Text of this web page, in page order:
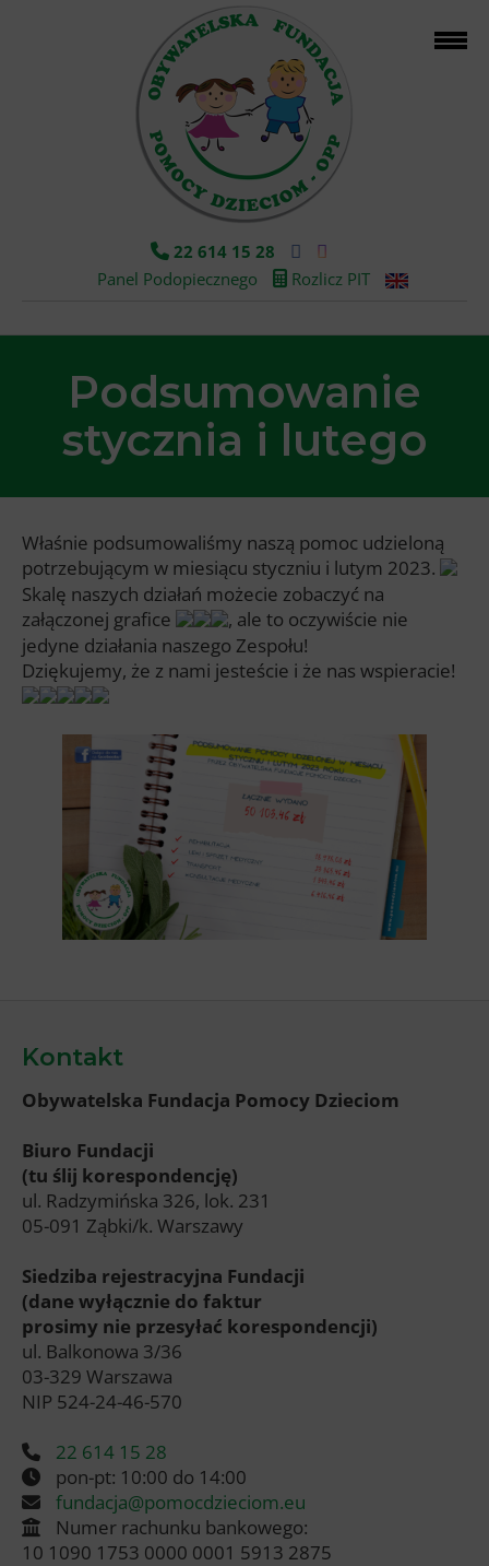
22 614 15 28
Panel Podopiecznego
Rozlicz PIT
Podsumowanie
stycznia i lutego
Właśnie podsumowaliśmy naszą pomoc udzieloną
potrzebującym w miesiącu styczniu i lutym 2023.
Skalę naszych działań możecie zobaczyć na
załączonej grafice
, ale to oczywiście nie
jedyne działania naszego Zespołu!
Dziękujemy, że z nami jesteście i że nas wspieracie!
Kontakt
Obywatelska Fundacja Pomocy Dzieciom
Biuro Fundacji
(tu ślij korespondencję)
ul. Radzymińska 326, lok. 231
05-091 Ząbki/k. Warszawy
Siedziba rejestracyjna Fundacji
(dane wyłącznie do faktur
prosimy nie przesyłać korespondencji)
ul. Balkonowa 3/36
03-329 Warszawa
NIP 524-24-46-570
22 614 15 28
pon-pt: 10:00 do 14:00
fundacja@pomocdzieciom.eu
Numer rachunku bankowego:
10 1090 1753 0000 0001 5913 2875